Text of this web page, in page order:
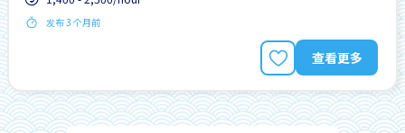
发布 3 个月前
查看更多